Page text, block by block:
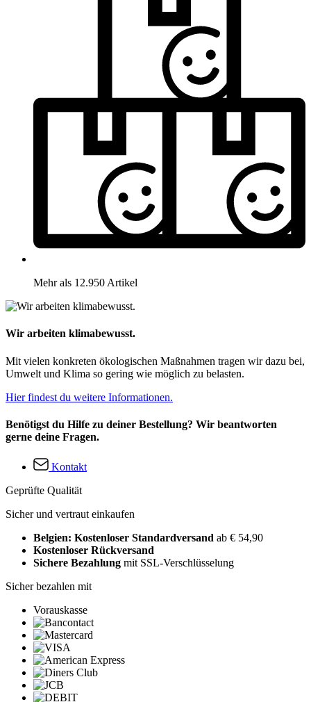
Mehr als 12.950 Artikel
Wir arbeiten klimabewusst.
Mit vielen konkreten ökologischen Maßnahmen tragen wir dazu bei,
Umwelt und Klima so gering wie möglich zu belasten.
Hier findest du weitere Informationen.
Benötigst du Hilfe zu deiner Bestellung? Wir beantworten
gerne deine Fragen.
Kontakt
Geprüfte Qualität
Sicher und vertraut einkaufen
Belgien: Kostenloser Standardversand ab € 54,90
Kostenloser Rückversand
Sichere Bezahlung mit SSL-Verschlüsselung
Sicher bezahlen mit
Vorauskasse